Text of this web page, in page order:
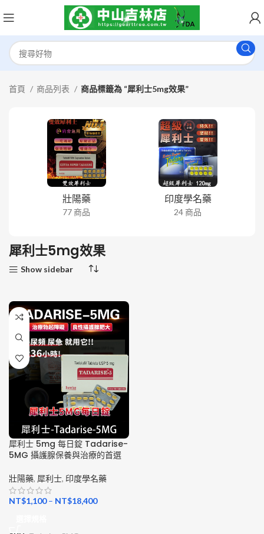
首頁 商品列表 商品標籤為 “犀利士5mg效果”
壯陽藥
77 商品
印度學名藥
24 商品
犀利士5mg效果
Show sidebar
犀利士 5mg 每日錠 Tadarise-
5MG 攝護腺保養與治療的首選
壯陽藥, 犀利士, 印度學名藥
NT$1,100– NT$18,400